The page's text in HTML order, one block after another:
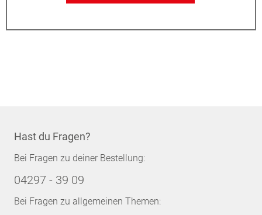
Hast du Fragen?
Bei Fragen zu deiner Bestellung:
04297 - 39 09
Bei Fragen zu allgemeinen Themen: